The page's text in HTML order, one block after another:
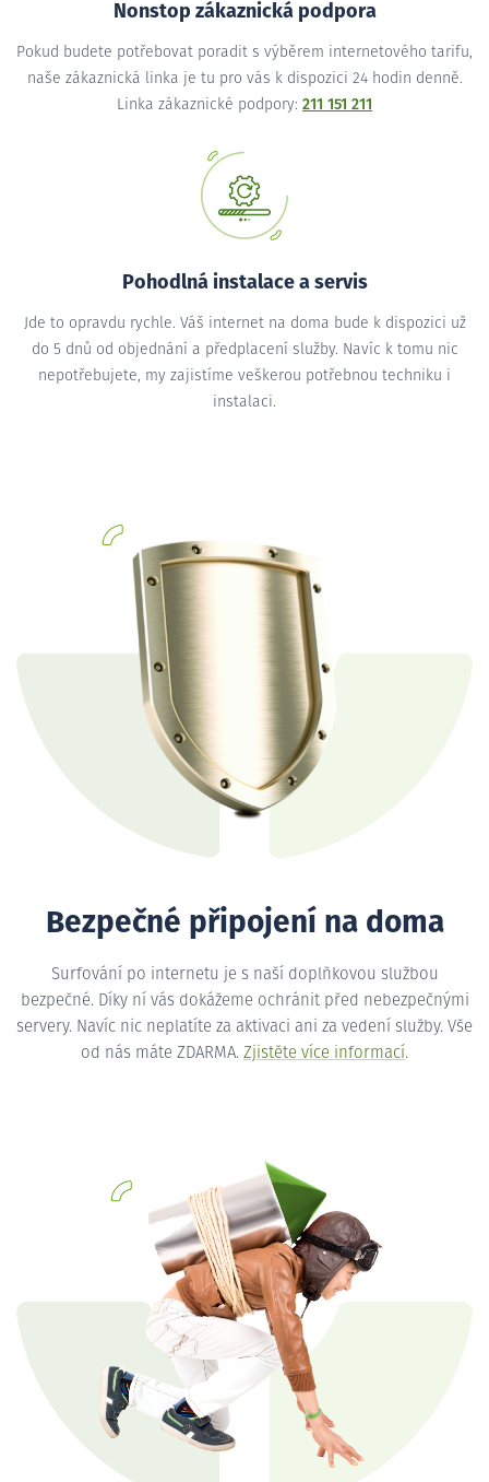
Nonstop zákaznická podpora
Pokud budete potřebovat poradit s výběrem internetového tarifu,
naše zákaznická linka je tu pro vás k dispozici 24 hodin denně.
Linka zákaznické podpory: 211 151 211
Pohodlná instalace a servis
Jde to opravdu rychle. Váš internet na doma bude k dispozici už
do 5 dnů od objednání a předplacení služby. Navíc k tomu nic
nepotřebujete, my zajistíme veškerou potřebnou techniku i
instalaci.
Bezpečné připojení na doma
Surfování po internetu je s naší doplňkovou službou
bezpečné. Díky ní vás dokážeme ochránit před nebezpečnými
servery. Navíc nic neplatíte za aktivaci ani za vedení služby. Vše
od nás máte ZDARMA. Zjistěte více informací.